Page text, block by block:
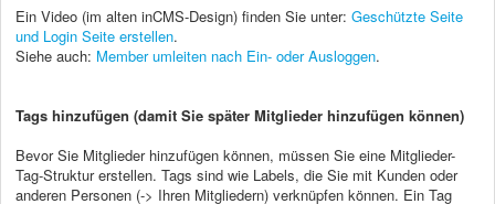
Ein Video (im alten inCMS-Design) finden Sie unter: Geschützte Seite
und Login Seite erstellen.
Siehe auch: Member umleiten nach Ein- oder Ausloggen.
Tags hinzufügen (damit Sie später Mitglieder hinzufügen können)
Bevor Sie Mitglieder hinzufügen können, müssen Sie eine Mitglieder-
Tag-Struktur erstellen. Tags sind wie Labels, die Sie mit Kunden oder
anderen Personen (-> Ihren Mitgliedern) verknüpfen können. Ein Tag